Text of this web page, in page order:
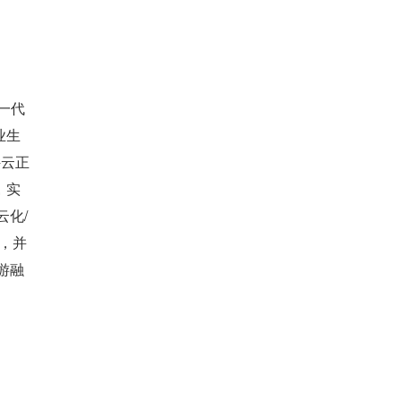
代
生
正
实
化/
并
融